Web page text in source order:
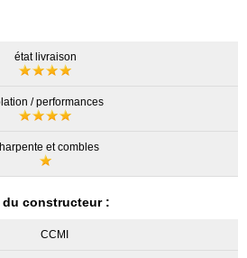
état livraison
/ performances
et combles
du constructeur :
CCMI